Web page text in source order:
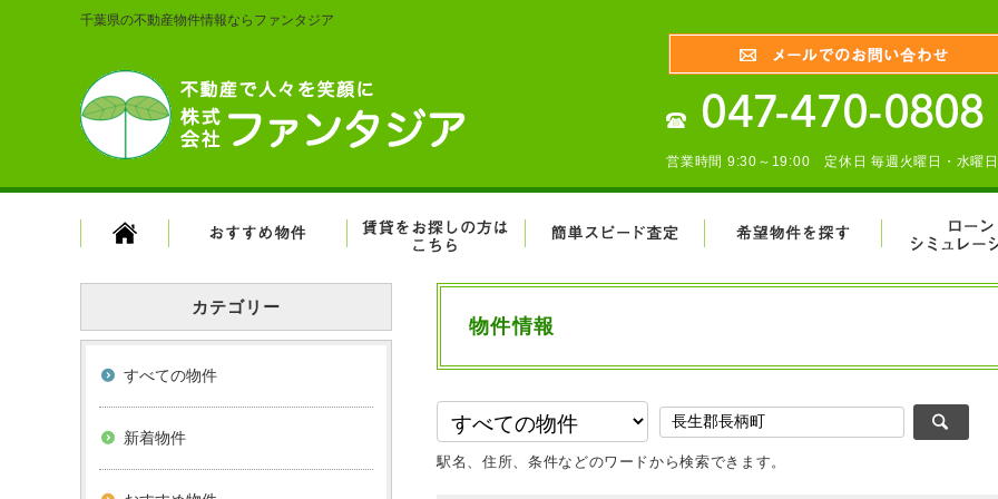
千葉県の不動産物件情報ならファンタジア
営業時間 9:30～19:00 定休日 毎週火曜日・水曜日
物件情報
駅名、住所、条件などのワードから検索できます。
カテゴリー
すべての物件
新着物件